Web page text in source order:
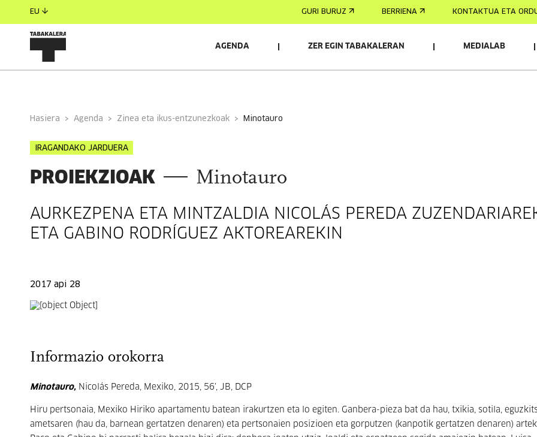
EU GURI BURUZ BERRIENA KONTAKTUA ETA
AGENDA ZER EGIN TABAKALERAN MEDIALAB
Hasiera Agenda Zinea eta ikus-entzunezkoak minotauro
IRAGANDAKO JARDUERA
PROIEKZIOAK Minotauro
AURKEZPENA ETA MINTZALDIA NICOLÁS PEREDA
ETA GABINO RODRÍGUEZ AKTOREAREKIN
2017 api 28
Informazio orokorra
Minotauro, Nicolás Pereda, Mexiko, 2015, 56’, JB, DCP
Hiru pertsonaia, Mexiko Hiriko apartamentu batean irakurtzen eta lo egiten. Ganbera-pieza bat da hau, txikia, sotila,
ametsaren (hau da, barnean gertatzen denaren) eta pertsonaien posizioen eta gorputzen (kanpotik gertatzen denaren)